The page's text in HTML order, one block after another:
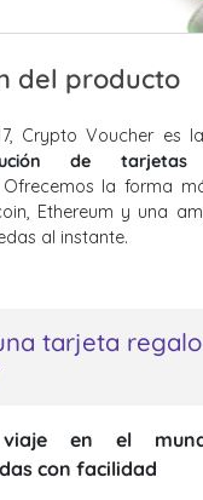
del producto
Crypto Voucher es la
de
Ofrecemos la forma
Ethereum y una
al instante.
tarjeta
en el
con facilidad